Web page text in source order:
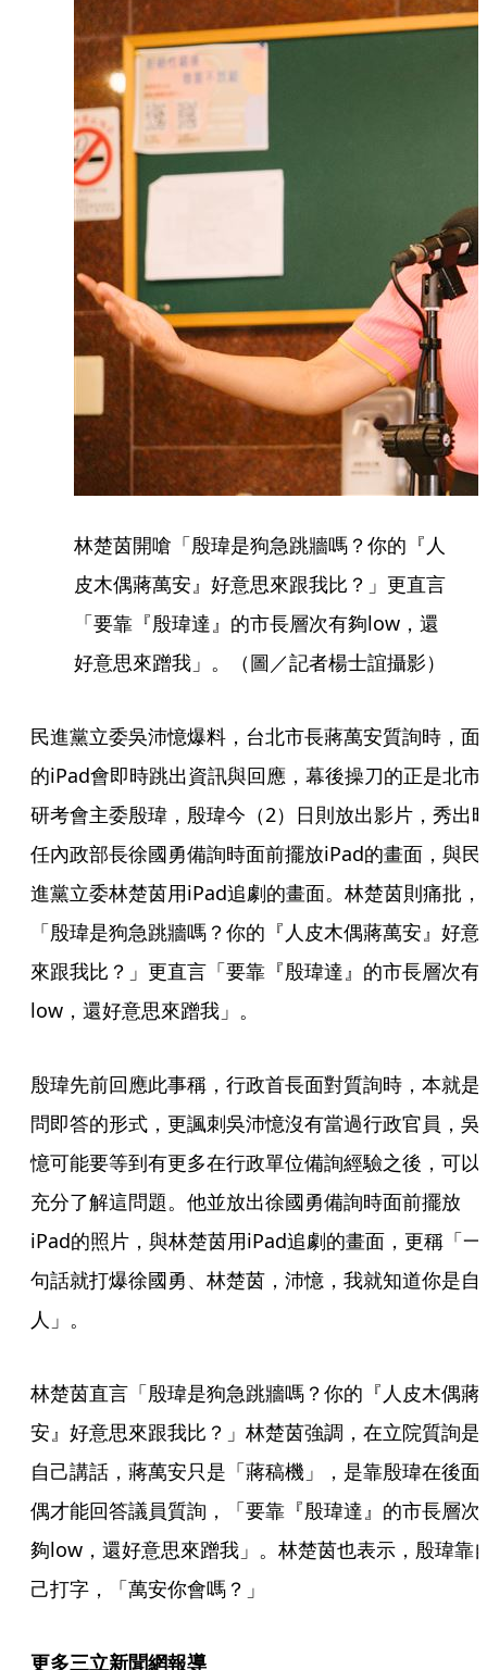
林楚茵開嗆「殷瑋是狗急跳牆嗎？你的『人
皮木偶蔣萬安』好意思來跟我比？」更直言
「要靠『殷瑋達』的市長層次有夠low，還
好意思來蹭我」。（圖／記者楊士誼攝影）
民進黨立委吳沛憶爆料，台北市長蔣萬安質詢時，面
的iPad會即時跳出資訊與回應，幕後操刀的正是北市
研考會主委殷瑋，殷瑋今（2）日則放出影片，秀出
任內政部長徐國勇備詢時面前擺放iPad的畫面，與民
進黨立委林楚茵用iPad追劇的畫面。林楚茵則痛批，
「殷瑋是狗急跳牆嗎？你的『人皮木偶蔣萬安』好意
來跟我比？」更直言「要靠『殷瑋達』的市長層次有
low，還好意思來蹭我」。
殷瑋先前回應此事稱，行政首長面對質詢時，本就是
問即答的形式，更諷刺吳沛憶沒有當過行政官員，吳
憶可能要等到有更多在行政單位備詢經驗之後，可以
充分了解這問題。他並放出徐國勇備詢時面前擺放
iPad的照片，與林楚茵用iPad追劇的畫面，更稱「一
句話就打爆徐國勇、林楚茵，沛憶，我就知道你是自
人」。
林楚茵直言「殷瑋是狗急跳牆嗎？你的『人皮木偶蔣
安』好意思來跟我比？」林楚茵強調，在立院質詢是
自己講話，蔣萬安只是「蔣稿機」，是靠殷瑋在後面
偶才能回答議員質詢，「要靠『殷瑋達』的市長層次
夠low，還好意思來蹭我」。林楚茵也表示，殷瑋靠
己打字，「萬安你會嗎？」
更多三立新聞網報導